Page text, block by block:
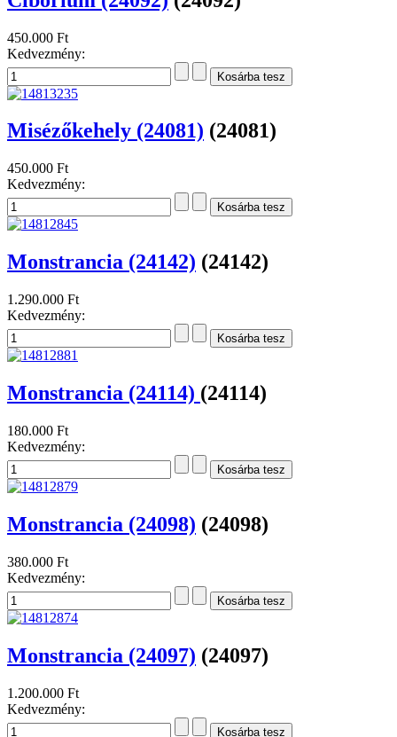
450.000 Ft
Kedvezmény:
Misézőkehely (24081) (24081)
450.000 Ft
Kedvezmény:
Monstrancia (24142) (24142)
1.290.000 Ft
Kedvezmény:
Monstrancia (24114) (24114)
180.000 Ft
Kedvezmény:
Monstrancia (24098) (24098)
380.000 Ft
Kedvezmény:
Monstrancia (24097) (24097)
1.200.000 Ft
Kedvezmény: